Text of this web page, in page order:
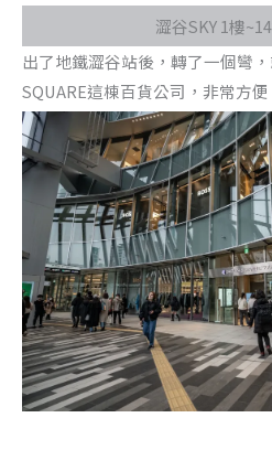
澀谷SKY 1樓
出了地鐵澀谷站後，轉了一個彎
SQUARE這棟百貨公司，非常方